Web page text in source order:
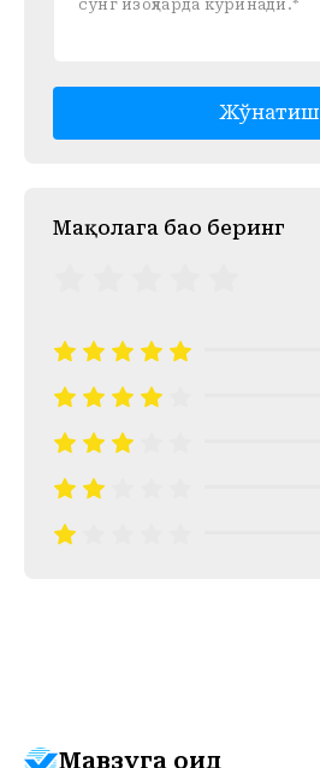
Жўнатиш
Mақолага баҳо беринг
Мавзуга оид